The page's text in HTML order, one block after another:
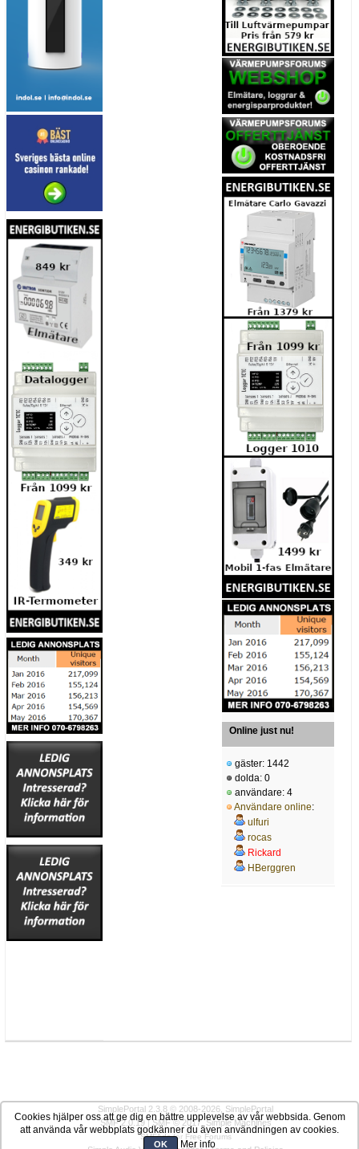
Online just nu!
gäster: 1442
dolda: 0
användare: 4
Användare online:
ulfuri
rocas
Rickard
HBerggren
SimplePortal 2.3.8 © 2008-2026, SimplePortal
SMF 2.0.19|SMF © 2017,Simple Machines
SMFAdsfor Free Forums
Cookies hjälper oss att ge dig en bättre upplevelse av vår webbsida. Genom
att använda vår webbplats godkänner du även användningen av cookies.
OK Mer info